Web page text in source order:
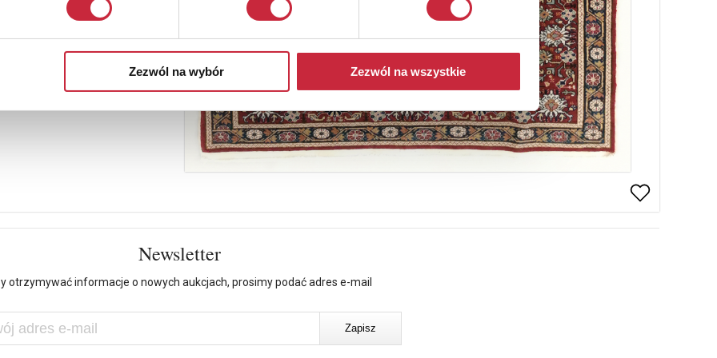
Zezwól na wybór Zezwól na wszystkie
Newsletter
otrzymywać informacje o nowych aukcjach, prosimy podać adres e-mail